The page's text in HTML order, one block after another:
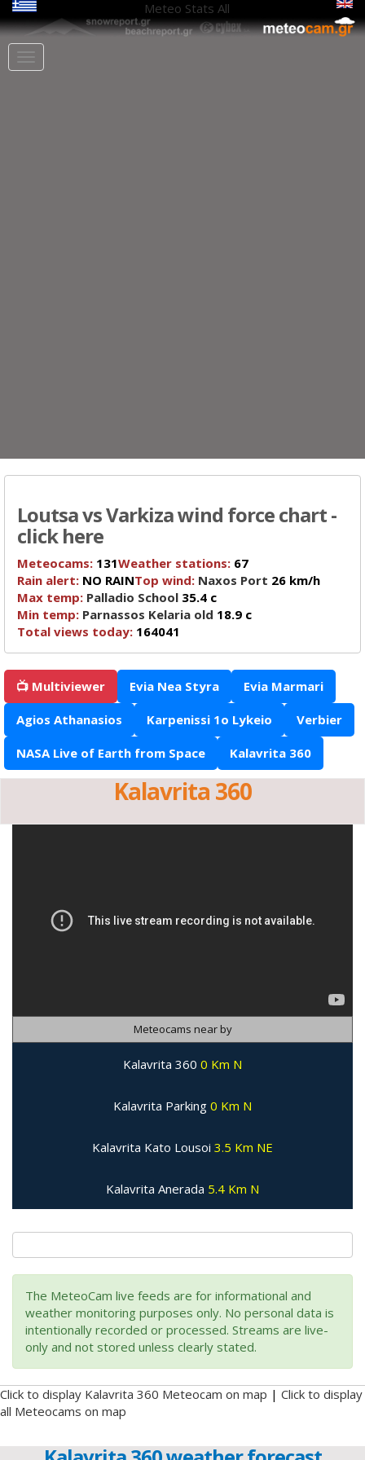
Meteo Stats All
Loutsa vs Varkiza wind force chart -
click here
Meteocams: 131Weather stations: 67
Rain alert: NO RAINTop wind: Naxos Port 26 km/h
Max temp: Palladio School 35.4 c
Min temp: Parnassos Kelaria old 18.9 c
Total views today: 164041
📺 Multiviewer Evia Nea Styra Evia Marmari
Agios Athanasios Karpenissi 1o Lykeio Verbier
NASA Live of Earth from Space Kalavrita 360
Kalavrita 360
Meteocams near by
Kalavrita 360 0 Km N
Kalavrita Parking 0 Km N
Kalavrita Kato Lousoi 3.5 Km NE
Kalavrita Anerada 5.4 Km N
The MeteoCam live feeds are for informational and
weather monitoring purposes only. No personal data is
intentionally recorded or processed. Streams are live-
only and not stored unless clearly stated.
Click to display Kalavrita 360 Meteocam on map | Click to display
all Meteocams on map